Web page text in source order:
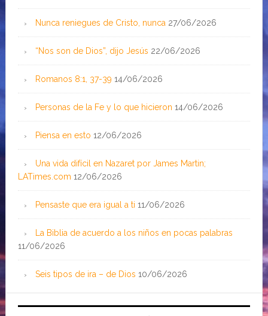
Nunca reniegues de Cristo, nunca 27/06/2026
“Nos son de Dios”, dijo Jesús 22/06/2026
Romanos 8:1, 37-39 14/06/2026
Personas de la Fe y lo que hicieron 14/06/2026
Piensa en esto 12/06/2026
Una vida difícil en Nazaret por James Martin;
LATimes.com 12/06/2026
Pensaste que era igual a ti 11/06/2026
La Biblia de acuerdo a los niños en pocas palabras
11/06/2026
Seis tipos de ira – de Dios 10/06/2026